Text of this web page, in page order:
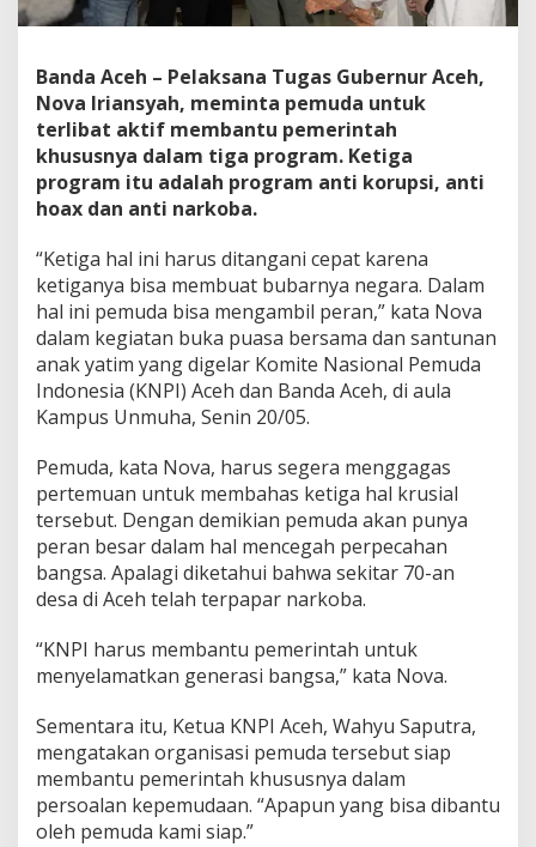
i
n
t
a
h
C
e
a
h
K
o
r
u
s
i
B
e
r
a
n
t
a
o
a
d
a
n
N
Banda Aceh – Pelaksana Tugas Gubernur Aceh,
Nova Iriansyah, meminta pemuda untuk
terlibat aktif membantu pemerintah
khususnya dalam tiga program. Ketiga
program itu adalah program anti korupsi, anti
hoax dan anti narkoba.
“Ketiga hal ini harus ditangani cepat karena
ketiganya bisa membuat bubarnya negara. Dalam
hal ini pemuda bisa mengambil peran,” kata Nova
dalam kegiatan buka puasa bersama dan santunan
anak yatim yang digelar Komite Nasional Pemuda
Indonesia (KNPI) Aceh dan Banda Aceh, di aula
Kampus Unmuha, Senin 20/05.
Pemuda, kata Nova, harus segera menggagas
pertemuan untuk membahas ketiga hal krusial
tersebut. Dengan demikian pemuda akan punya
peran besar dalam hal mencegah perpecahan
bangsa. Apalagi diketahui bahwa sekitar 70-an
desa di Aceh telah terpapar narkoba.
“KNPI harus membantu pemerintah untuk
menyelamatkan generasi bangsa,” kata Nova.
Sementara itu, Ketua KNPI Aceh, Wahyu Saputra,
mengatakan organisasi pemuda tersebut siap
membantu pemerintah khususnya dalam
persoalan kepemudaan. “Apapun yang bisa dibantu
oleh pemuda kami siap.”